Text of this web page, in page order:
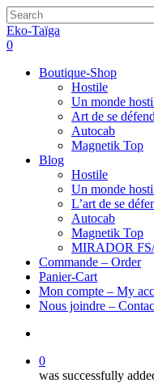
Eko-Taïga
0
Boutique-Shop
Hostile
Un monde
Art de se
Autocab
Magnetik Top
Blog
Hostile
Un monde
L’art de se
Autocab
Magnetik Top
MIRADOR
Commande – Order
Panier-Cart
Mon compte – My
Nous joindre –
0
was successfully